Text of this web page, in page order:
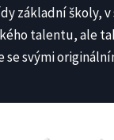
základní školy, v
talentu, ale
se svými